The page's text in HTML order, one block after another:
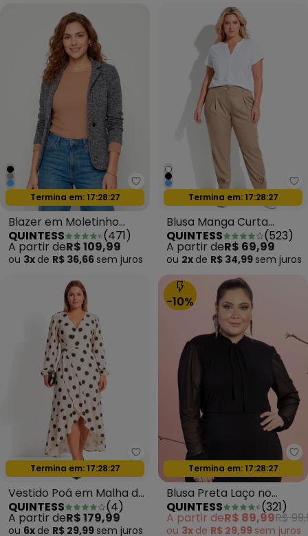
Quintess - Blazer em
Oferta relâmpago
Termina em: 17:28:24
Blazer em Moletinho
Abstrato Preto
QUINTESS (471)
A partir deR$ 109,99
ou 3x de R$ 36,66 sem juros
Oferta relâmpago
Termina em: 17:28:24
Blusa Manga Curta
Branca
QUINTESS (523)
A partir deR$ 69,99
ou 2x de R$ 34,99 sem juros
Quintess - Vestido Poá em
Oferta relâmpago
Termina em: 17:28:24
Vestido Poá em Malha de
Viscose
QUINTESS (4)
A partir deR$ 179,99
ou 6x de R$ 29,99 sem juros
-10%
Oferta relâmpago
Termina em: 17:28:24
Blusa Preta Laço no
Decote e Mangas
Bufantes
QUINTESS (321)
A partir deR$ 89,99R$
ou 3x de R$ 29,99 sem juros